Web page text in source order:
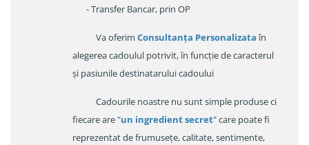
- Transfer Bancar, prin OP
Va oferim Consultanța Personalizataîn
alegerea cadoulul potrivit, în funcție de caracterul
și pasiunile destinatarului cadoului
Cadourile noastre nu sunt simple produse ci
fiecare are "un ingredient secret" care poate fi
reprezentat de frumusețe, calitate, sentimente,